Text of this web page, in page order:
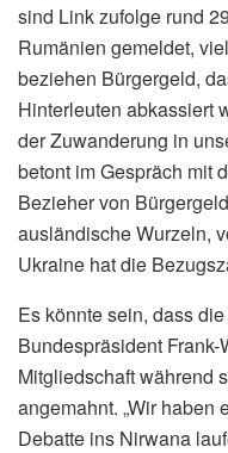
sind Link zufolge rund
Rumänien gemeldet,
beziehen Bürgergeld,
Hinterleuten abkassiert
der Zuwanderung in
betont im Gespräch mit
Bezieher von
ausländische Wurzeln,
Ukraine hat die
Es könnte sein, dass
Bundespräsident
Mitgliedschaft während
angemahnt. „Wir haben
Debatte ins Nirwana